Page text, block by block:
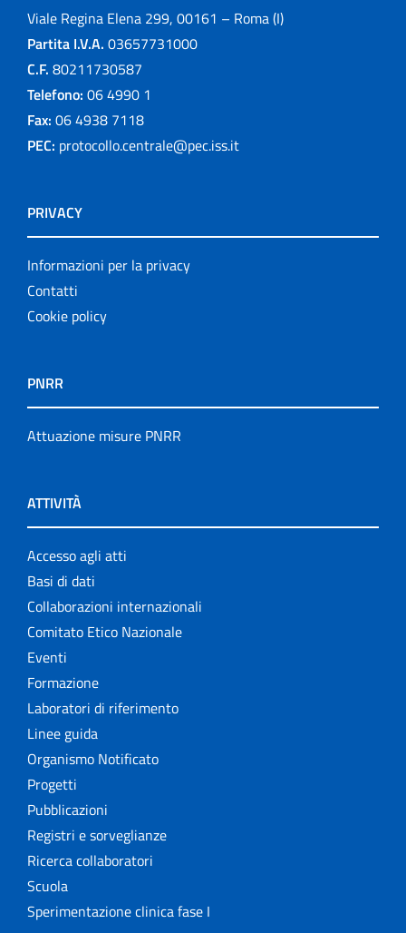
Viale Regina Elena 299, 00161 – Roma (I)
Partita I.V.A. 03657731000
C.F. 80211730587
Telefono: 06 4990 1
Fax: 06 4938 7118
PEC: protocollo.centrale@pec.iss.it
PRIVACY
Informazioni per la privacy
Contatti
Cookie policy
PNRR
Attuazione misure PNRR
ATTIVITÀ
Accesso agli atti
Basi di dati
Collaborazioni internazionali
Comitato Etico Nazionale
Eventi
Formazione
Laboratori di riferimento
Linee guida
Organismo Notificato
Progetti
Pubblicazioni
Registri e sorveglianze
Ricerca collaboratori
Scuola
Sperimentazione clinica fase I